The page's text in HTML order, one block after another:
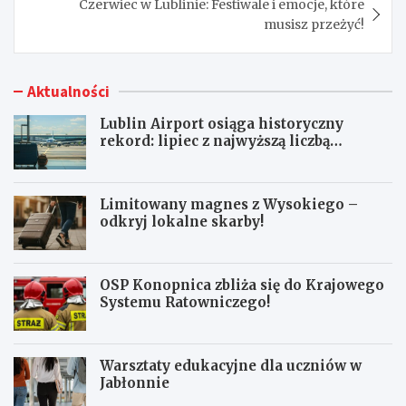
Czerwiec w Lublinie: Festiwale i emocje, które
musisz przeżyć!
Aktualności
Lublin Airport osiąga historyczny
rekord: lipiec z najwyższą liczbą
Limitowany magnes z Wysokiego –
odkryj lokalne skarby!
OSP Konopnica zbliża się do Krajowego
Systemu Ratowniczego!
Warsztaty edukacyjne dla uczniów w
Jabłonnie